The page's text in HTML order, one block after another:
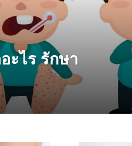
ะไร รักษา